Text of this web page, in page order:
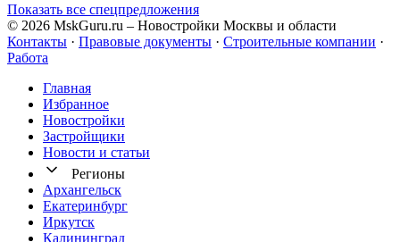
Показать все спецпредложения
© 2026 MskGuru.ru – Новостройки Москвы и области
Контакты · Правовые документы · Строительные компании ·
Работа
Главная
Избранное
Новостр ойки
Застройщики
Новости и статьи
Регионы
Архангельск
Екатеринбург
Иркутск
Калининград